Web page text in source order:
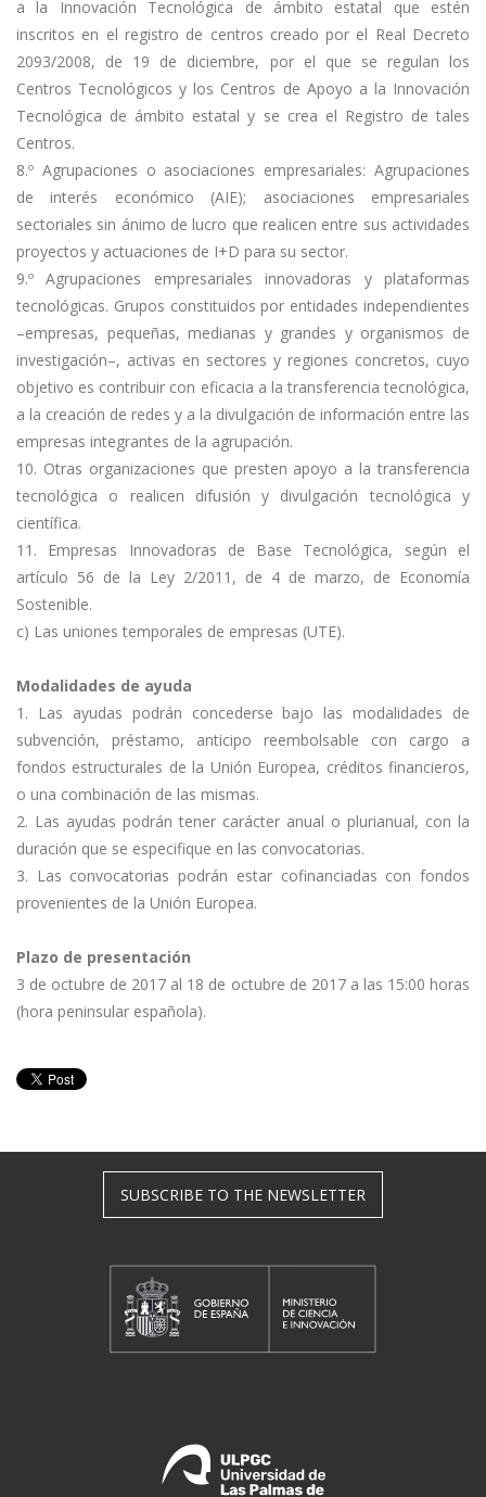
a la Innovación Tecnológica de ámbito estatal que estén
inscritos en el registro de centros creado por el Real Decreto
2093/2008, de 19 de diciembre, por el que se regulan los
Centros Tecnológicos y los Centros de Apoyo a la Innovación
Tecnológica de ámbito estatal y se crea el Registro de tales
Centros.
8.º Agrupaciones o asociaciones empresariales: Agrupaciones
de interés económico (AIE); asociaciones empresariales
sectoriales sin ánimo de lucro que realicen entre sus actividades
proyectos y actuaciones de I+D para su sector.
9.º Agrupaciones empresariales innovadoras y plataformas
tecnológicas. Grupos constituidos por entidades independientes
–empresas, pequeñas, medianas y grandes y organismos de
investigación–, activas en sectores y regiones concretos, cuyo
objetivo es contribuir con eficacia a la transferencia tecnológica,
a la creación de redes y a la divulgación de información entre las
empresas integrantes de la agrupación.
10. Otras organizaciones que presten apoyo a la transferencia
tecnológica o realicen difusión y divulgación tecnológica y
científica.
11. Empresas Innovadoras de Base Tecnológica, según el
artículo 56 de la Ley 2/2011, de 4 de marzo, de Economía
Sostenible.
c) Las uniones temporales de empresas (UTE).
Modalidades de ayuda
1. Las ayudas podrán concederse bajo las modalidades de
subvención, préstamo, anticipo reembolsable con cargo a
fondos estructurales de la Unión Europea, créditos financieros,
o una combinación de las mismas.
2. Las ayudas podrán tener carácter anual o plurianual, con la
duración que se especifique en las convocatorias.
3. Las convocatorias podrán estar cofinanciadas con fondos
provenientes de la Unión Europea.
Plazo de presentación
3 de octubre de 2017 al 18 de octubre de 2017 a las 15:00 horas
(hora peninsular española).
SUBSCRIBE TO THE NEWSLETTER